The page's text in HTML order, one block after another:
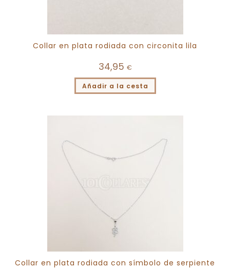
Collar en plata rodiada con circonita lila
34,95 €
Añadir a la cesta
Collar en plata rodiada con símbolo de serpiente